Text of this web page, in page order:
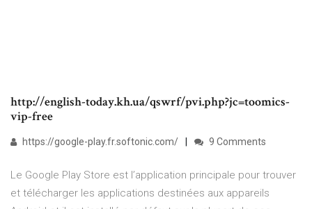
http://english-today.kh.ua/qswrf/pvi.php?jc=toomics-
vip-free
https://google-play.fr.softonic.com/ 9 Comments
Le Google Play Store est l’application principale pour trouver
et télécharger les applications destinées aux appareils